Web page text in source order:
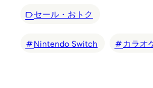
セール・おトク
Nintendo Switch カラオ